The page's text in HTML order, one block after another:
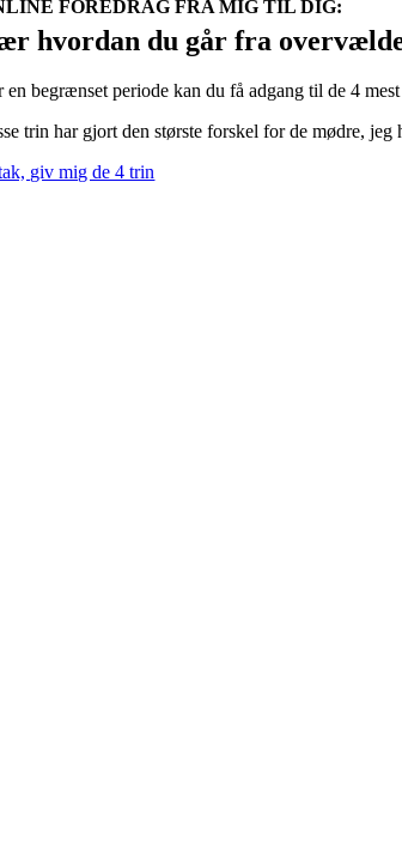
FOREDRAG FRA MIG TIL DIG:
hvordan du går fra
en begrænset periode kan du få adgang til de 4
trin har gjort den største forskel for de mødre,
giv mig de 4 trin